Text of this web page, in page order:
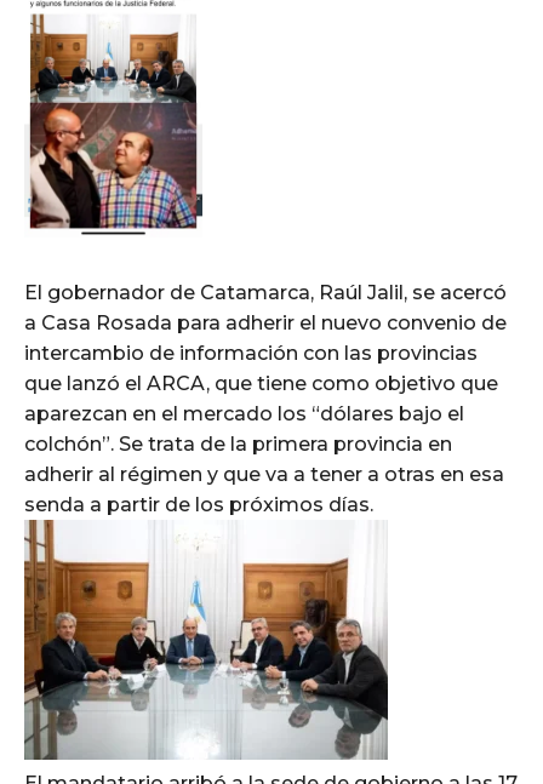
El gobernador de Catamarca, Raúl Jalil, se acercó
a Casa Rosada para adherir el nuevo convenio de
intercambio de información con las provincias
que lanzó el ARCA, que tiene como objetivo que
aparezcan en el mercado los “dólares bajo el
colchón”. Se trata de la primera provincia en
adherir al régimen y que va a tener a otras en esa
senda a partir de los próximos días.